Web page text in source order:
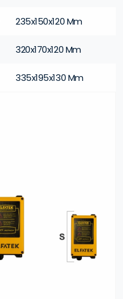
235x150x120 Mm
320x170x120 Mm
335x195x130 Mm